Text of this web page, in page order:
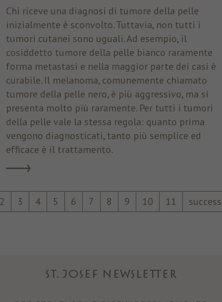
Chi riceve una diagnosi di tumore della pelle
inizialmente è sconvolto. Tuttavia, non tutti i
tumori cutanei sono uguali. Ad esempio, il
cosiddetto tumore della pelle bianco raramente
forma metastasi e nella maggior parte dei casi è
curabile. Il melanoma, comunemente chiamato
tumore della pelle nero, è più aggressivo, ma si
presenta molto più raramente. Per tutti i tumori
della pelle vale la stessa regola: quanto prima
vengono diagnosticati, tanto più semplice ed
efficace è il trattamento.
3 4 5 6 7 8 9 10 11
ST. JOSEF NEWSLETTER